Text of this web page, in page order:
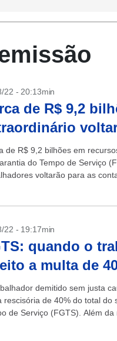
22 - 20:13min
de R$ 9,2
de R$ 9,2 bilhões em
do Tempo de Serviço
voltarão para as
22 - 19:17min
quando o
a multa de
demitido sem justa
rescisória de 40% do total
de Serviço (FGTS). Além da